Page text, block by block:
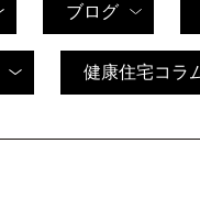
ブログ
健康住宅コラ